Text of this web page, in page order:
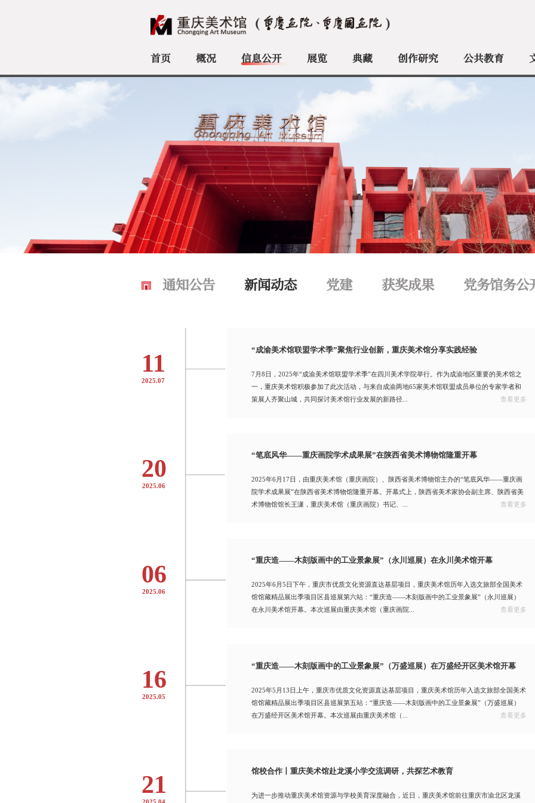
首页 概况 信息公开 展览 典藏 创作研究 公共教育
通知公告 新闻动态 党建 获奖成果 党务馆务公
11
2025.07
“成渝美术馆联盟学术季”聚焦行业创新，重庆美术馆分享实践经验
7月8日，2025年“成渝美术馆联盟学术季”在四川美术学院举行。作为成渝地区重要的美术馆之
一，重庆美术馆积极参加了此次活动，与来自成渝两地65家美术馆联盟成员单位的专家学者和
策展人齐聚山城，共同探讨美术馆行业发展的新路径...
查看更多
20
2025.06
“笔底风华——重庆画院学术成果展”在陕西省美术博物馆隆重开幕
2025年6月17日，由重庆美术馆（重庆画院）、陕西省美术博物馆主办的“笔底风华——重庆画
院学术成果展”在陕西省美术博物馆隆重开幕。开幕式上，陕西省美术家协会副主席、陕西省美
术博物馆馆长王潇，重庆美术馆（重庆画院）书记、...
查看更多
06
2025.06
“重庆造——木刻版画中的工业景象展”（永川巡展）在永川美术馆开幕
2025年6月5日下午，重庆市优质文化资源直达基层项目，重庆美术馆历年入选文旅部全国美术
馆馆藏精品展出季项目区县巡展第六站：“重庆造——木刻版画中的工业景象展”（永川巡展）
在永川美术馆开幕。本次巡展由重庆美术馆（重庆画院...
查看更多
16
2025.05
“重庆造——木刻版画中的工业景象展”（万盛巡展）在万盛经开区美术馆开幕
2025年5月13日上午，重庆市优质文化资源直达基层项目，重庆美术馆历年入选文旅部全国美术
馆馆藏精品展出季项目区县巡展第五站：“重庆造——木刻版画中的工业景象展”（万盛巡展）
在万盛经开区美术馆开幕。本次巡展由重庆美术馆（...
查看更多
21 馆校合作丨重庆美术馆赴龙溪小学交流调研，共探艺术教育
为进一步推动重庆美术馆资源与学校美育深度融合，近日，重庆美术馆前往重庆市渝北区龙溪